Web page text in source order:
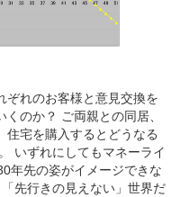
ぞれのお客様と意見交換を
のか？ ご両親との同居、
住宅を購入するとどうなる
いずれにしてもマネーライ
年先の姿がイメージできな
先行きの見えない」世界だ